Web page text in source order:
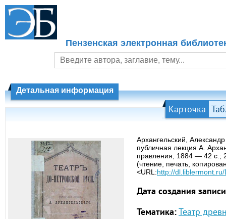
Пензенская электронная
Детальная информация
Карточка
Архангельский,
публичная лекция А.
правления, 1884 — 42 с.;
(чтение, печать,
<URL:http://
Дата создания
Тематика:Театр